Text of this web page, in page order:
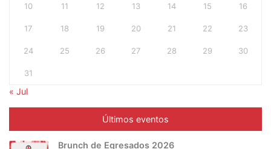
10 11 12 13 14 15 16
17 18 19 20 21 22 23
24 25 26 27 28 29 30
31
« Jul
Últimos eventos
Brunch de Egresados 2026